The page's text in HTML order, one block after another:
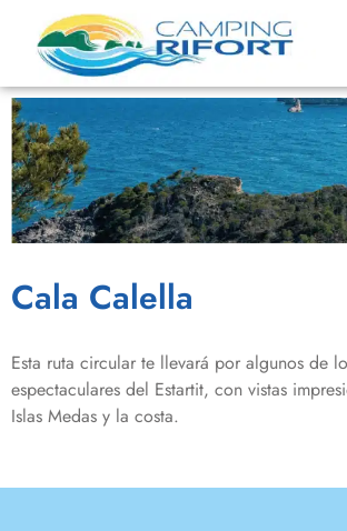
Cala Calella
Esta ruta circular te llevará por algunos de
espectaculares del Estartit, con vistas
Islas Medas y la costa.